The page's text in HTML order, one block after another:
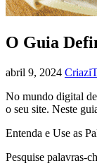
O Guia
abril 9, 2024
No mundo digital
o seu site. Neste
Entenda e Use as
Pesquise palavras-